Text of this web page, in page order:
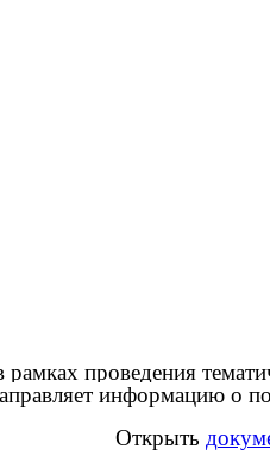
рамках проведения
информацию о
Открыть